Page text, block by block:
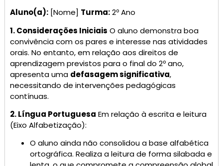
Aluno(a): [Nome] Turma:2º Ano
1. Considerações Iniciais O aluno demonstra boa
convivência com os pares e interesse nas atividades
orais. No entanto, em relação aos direitos de
aprendizagem previstos para o final do 2º ano,
apresenta uma defasagem significativa,
necessitando de intervenções pedagógicas
contínuas.
2. Língua Portuguesa Em relação à escrita e leitura
(Eixo Alfabetização):
O aluno ainda não consolidou a base alfabética
ortográfica. Realiza a leitura de forma silabada e